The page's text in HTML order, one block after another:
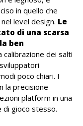
in quello che
level design. Le
di una scarsa
ben
dei salti
poco chiari. I
la precisione
platform in una
di gioco stesso.